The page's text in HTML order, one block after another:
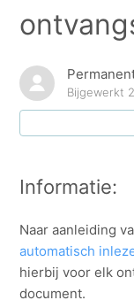
Voorbeelden
configuratie:
Taken
van de
Bijgewerkt
Informatie:
Naar aanleiding
automatisch
hierbij voor elk
document.